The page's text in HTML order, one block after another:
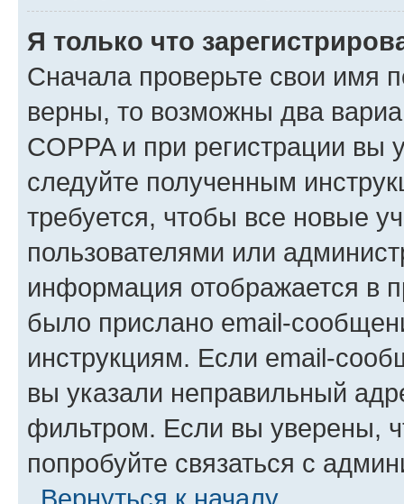
Я только что
Сначала проверьте свои имя
верны, то возможны два
COPPA и при регистрации вы
следуйте полученным
требуется, чтобы все новые
пользователями или
информация отображается в
было прислано email-
инструкциям. Если email-
вы указали неправильный
фильтром. Если вы уверены,
попробуйте связаться с
Вернуться к началу